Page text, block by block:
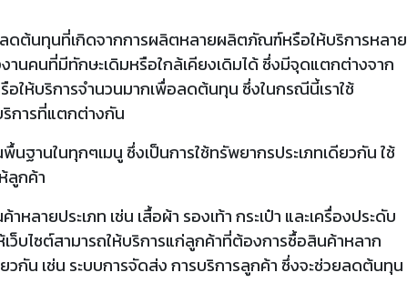
ดต้นทุนที่เกิดจากการผลิตหลายผลิตภัณฑ์หรือให้บริการหลาย
านคนที่มีทักษะเดิมหรือใกล้เคียงเดิมได้ ซึ่งมีจุดแตกต่างจาก
ให้บริการจำนวนมากเพื่อลดต้นทุน ซึ่งในกรณีนี้เราใช้
การที่แตกต่างกัน
ฐานในทุกๆเมนู ซึ่งเป็นการใช้ทรัพยากรประเภทเดียวกัน ใช้
ลูกค้า
ลายประเภท เช่น เสื้อผ้า รองเท้า กระเป๋า และเครื่องประดับ
ว็บไซต์สามารถให้บริการแก่ลูกค้าที่ต้องการซื้อสินค้าหลาก
วกัน เช่น ระบบการจัดส่ง การบริการลูกค้า ซึ่งจะช่วยลดต้นทุน